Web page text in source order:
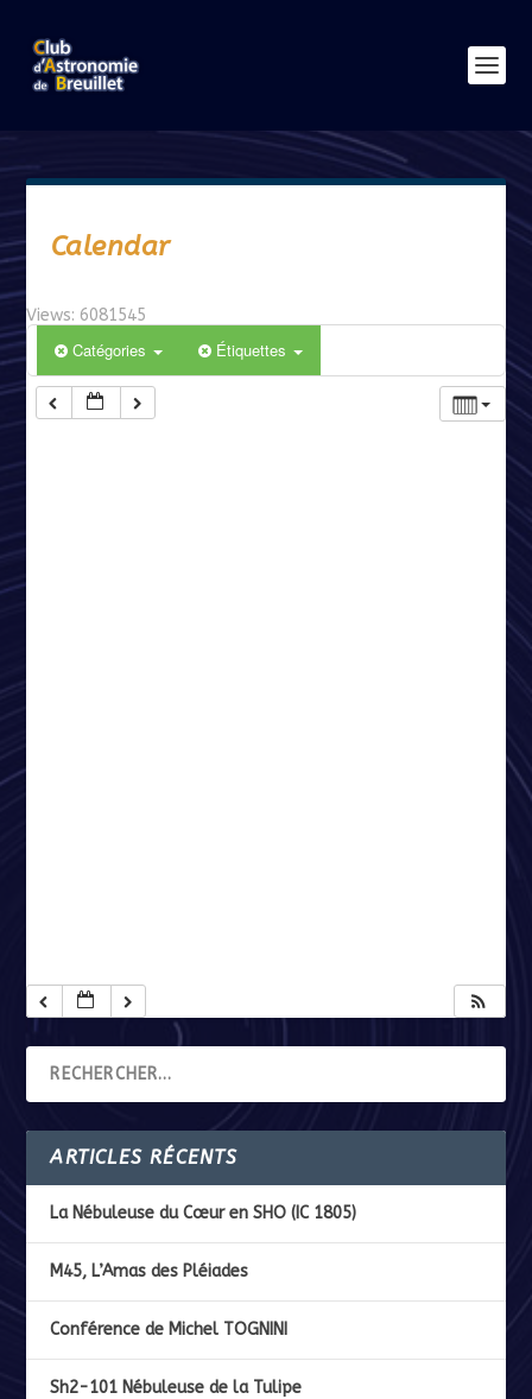
Calendar
Views: 6081545
Catégories Étiquettes
ARTICLES RÉCENTS
La Nébuleuse du Cœur en SHO (IC 1805)
M45, L’Amas des Pléiades
Conférence de Michel TOGNINI
Sh2-101 Nébuleuse de la Tulipe